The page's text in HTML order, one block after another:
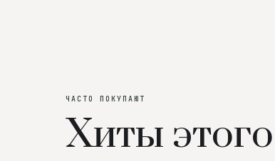
ЧАСТО ПОКУПАЮТ
Хиты